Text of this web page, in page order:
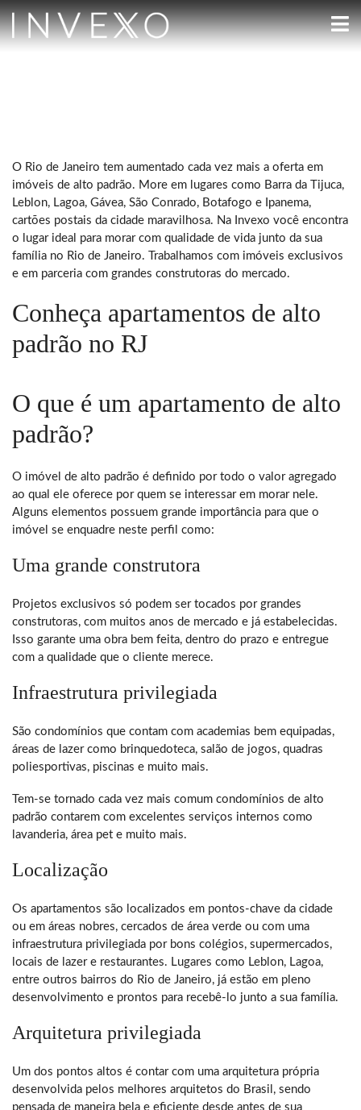
O Rio de Janeiro tem aumentado cada vez mais a oferta em
imóveis de alto padrão. More em lugares como Barra da Tijuca,
Leblon, Lagoa, Gávea, São Conrado, Botafogo e Ipanema,
cartões postais da cidade maravilhosa. Na Invexo você encontra
o lugar ideal para morar com qualidade de vida junto da sua
família no Rio de Janeiro. Trabalhamos com imóveis exclusivos
e em parceria com grandes construtoras do mercado.
Conheça apartamentos de alto
padrão no RJ
O que é um apartamento de alto
padrão?
O imóvel de alto padrão é definido por todo o valor agregado
ao qual ele oferece por quem se interessar em morar nele.
Alguns elementos possuem grande importância para que o
imóvel se enquadre neste perfil como:
Uma grande construtora
Projetos exclusivos só podem ser tocados por grandes
construtoras, com muitos anos de mercado e já estabelecidas.
Isso garante uma obra bem feita, dentro do prazo e entregue
com a qualidade que o cliente merece.
Infraestrutura privilegiada
São condomínios que contam com academias bem equipadas,
áreas de lazer como brinquedoteca, salão de jogos, quadras
poliesportivas, piscinas e muito mais.
Tem-se tornado cada vez mais comum condomínios de alto
padrão contarem com excelentes serviços internos como
lavanderia, área pet e muito mais.
Localização
Os apartamentos são localizados em pontos-chave da cidade
ou em áreas nobres, cercados de área verde ou com uma
infraestrutura privilegiada por bons colégios, supermercados,
locais de lazer e restaurantes. Lugares como Leblon, Lagoa,
entre outros bairros do Rio de Janeiro, já estão em pleno
desenvolvimento e prontos para recebê-lo junto a sua família.
Arquitetura privilegiada
Um dos pontos altos é contar com uma arquitetura própria
desenvolvida pelos melhores arquitetos do Brasil, sendo
pensada de maneira bela e eficiente desde antes de sua